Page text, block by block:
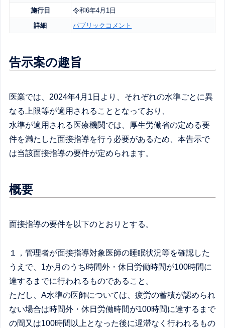
施行日
令和6年4月1日
詳細
パブリックコメント
告示案の趣旨
医業では、2024年4月1日より、それぞれの水準ごとに異
なる上限等が適用されることとなっており、
水準が適用される医療機関では、厚生労働省の定める要
件を満たした面接指導を行う必要があるため、本告示で
は当該面接指導の要件が定められます。
概要
面接指導の要件を以下のとおりとする。
１，管理者が面接指導対象医師の睡眠状況等を確認した
うえで、1か月のうち時間外・休日労働時間が100時間に
達するまでに行われるものであること。
ただし、A水準の医師については、疲労の蓄積が認められ
ない場合は時間外・休日労働時間が100時間に達するまで
の間又は100時間以上となった後に遅滞なく行われるもの